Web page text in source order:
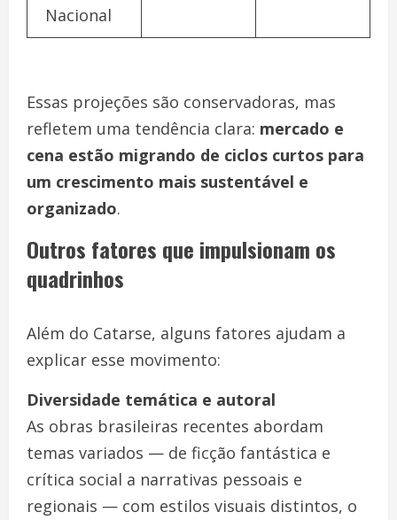
Nacional
Essas projeções são conservadoras, mas
refletem uma tendência clara: mercado e
cena estão migrando de ciclos curtos para
um crescimento mais sustentável e
organizado.
Outros fatores que impulsionam os
quadrinhos
Além do Catarse, alguns fatores ajudam a
explicar esse movimento:
Diversidade temática e autoral
As obras brasileiras recentes abordam
temas variados — de ficção fantástica e
crítica social a narrativas pessoais e
regionais — com estilos visuais distintos, o